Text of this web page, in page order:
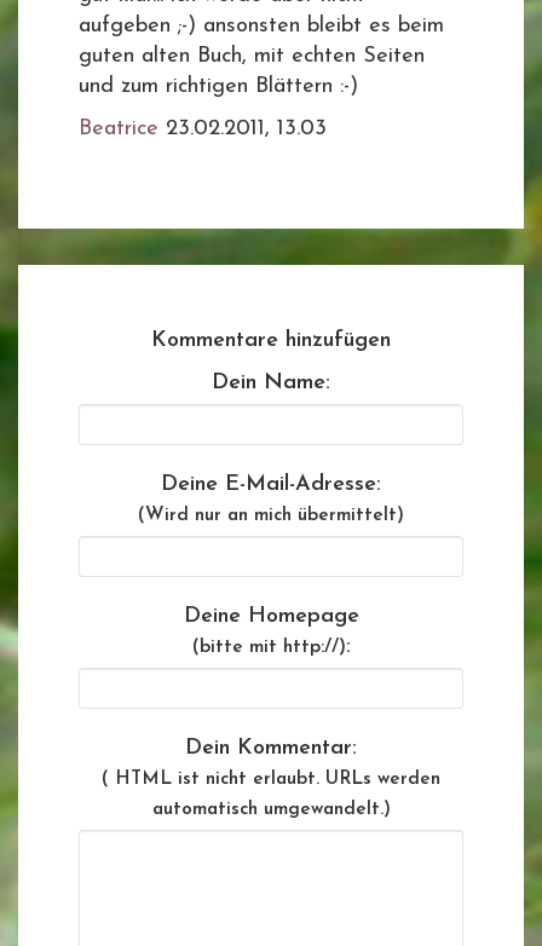
aufgeben ;-) ansonsten bleibt es beim
guten alten Buch, mit echten Seiten
und zum richtigen Blättern :-)
Beatrice 23.02.2011, 13.03
Kommentare hinzufügen
Dein Name:
Deine E-Mail-Adresse:
(Wird nur an mich übermittelt)
Deine Homepage
(bitte mit http://):
Dein Kommentar:
( HTML ist nicht erlaubt. URLs werden
automatisch umgewandelt.)